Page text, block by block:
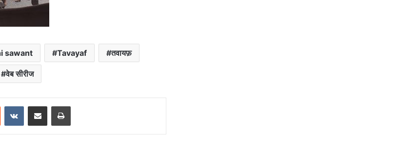
sawant Tavayaf तवायफ़
वेब सीरीज
Reddit VKontakteShare via Email Print